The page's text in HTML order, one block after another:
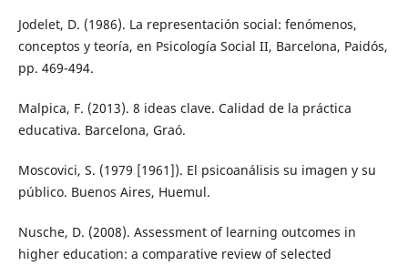
Jodelet, D. (1986). La representación social: fenómenos,
conceptos y teoría, en Psicología Social II, Barcelona, Paidós,
pp. 469-494.
Malpica, F. (2013). 8 ideas clave. Calidad de la práctica
educativa. Barcelona, Graó.
Moscovici, S. (1979 [1961]). El psicoanálisis su imagen y su
público. Buenos Aires, Huemul.
Nusche, D. (2008). Assessment of learning outcomes in
higher education: a comparative review of selected